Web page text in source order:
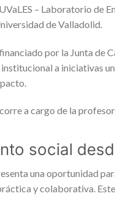
– Laboratorio de
de Valladolid.
por la Junta de
a iniciativas
a cargo de la
social
una oportunidad
y colaborativa.